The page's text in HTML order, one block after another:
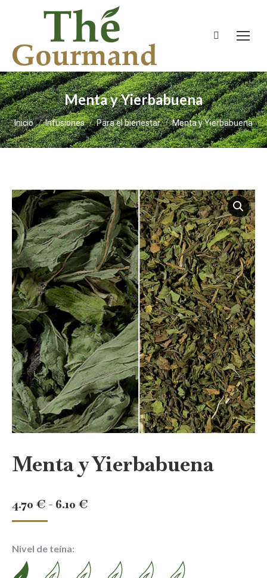
Buscar:
Menta y Yierbabuena
Estás aquí:
Inicio Infusiones Para el bienestar Menta y Yierbabuena
Menta y Yierbabuena
4.70 € - 6.10 €
desde
Nivel de teína: